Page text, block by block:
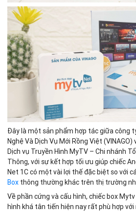
Đây là một sản phẩm hợp tác giữa công
Nghệ Và Dịch Vụ Mới Rồng Việt
Dịch vụ Truyền Hình MyTV – Chi nhánh
Thông, với sự kết hợp tối ưu giúp chiếc
Net 1C có một vài lợi thế đặc biệt so với
Box thông thường khác trên thị trường
Về phần cứng và cấu hình, chiếc box
hình khá tân tiến hiện nay rất phù hợp